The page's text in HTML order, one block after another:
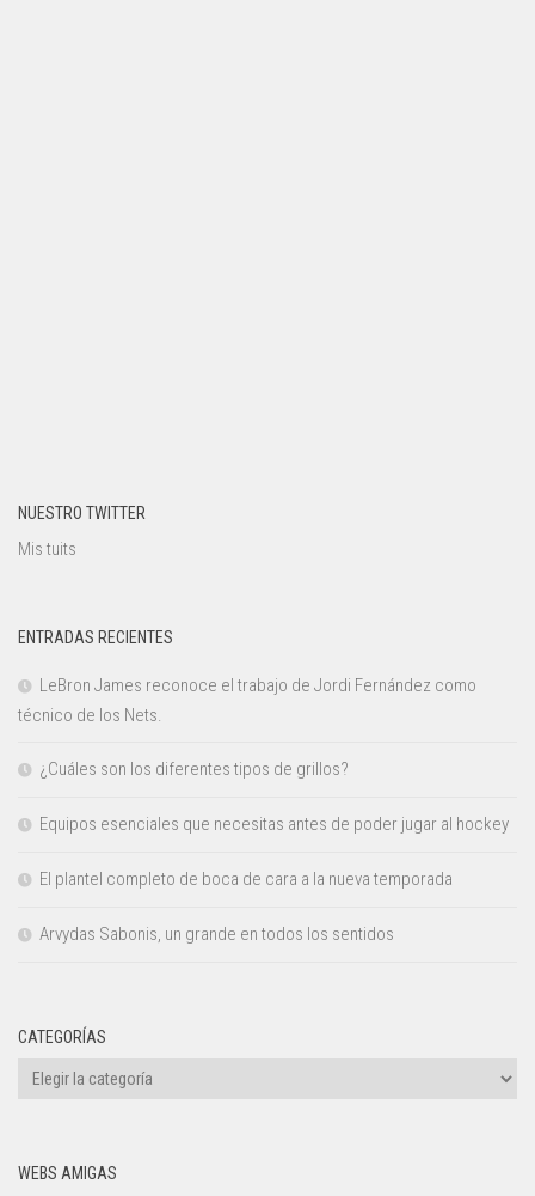
NUESTRO TWITTER
Mis tuits
ENTRADAS RECIENTES
LeBron James reconoce el trabajo de Jordi Fernández como
técnico de los Nets.
¿Cuáles son los diferentes tipos de grillos?
Equipos esenciales que necesitas antes de poder jugar al hockey
El plantel completo de boca de cara a la nueva temporada
Arvydas Sabonis, un grande en todos los sentidos
CATEGORÍAS
Categorías
WEBS AMIGAS